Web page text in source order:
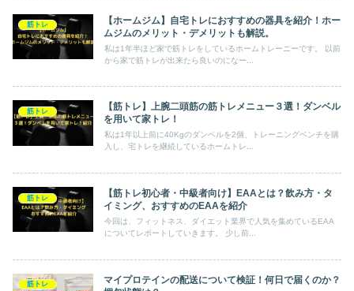
筋トレ
【ホームジム】自宅トレにおすすめの器具を紹介！ホー
ムジムのメリット・デメリットも解説。
私は1年半ほど家で筋トレをしているホームトレーニーです。 以前
から家で筋トレが出来たら良いのになー...
筋トレ
【筋トレ】上腕二頭筋の筋トレメニュー３選！ダンベル
を用いて家トレ！
私は1年以上前に40Kgのダンベルを2個、トレーニングベンチを購
入し、宅トレを継続しているホームトレ...
筋トレ
【筋トレ初心者・中級者向け】EAAとは？飲み方・タ
イミング、おすすめのEAAを紹介
今回は、フィットネス、ダイエット業界で人気を集めているEAA
についてレポートしていきます。 少し前...
筋トレ
マイプロテインの配送について検証！何日で届くのか？